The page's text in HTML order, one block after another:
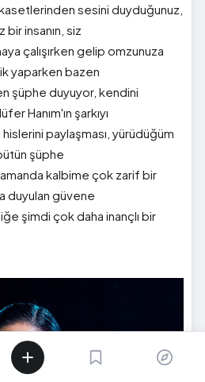
sesini duyduğunuz,
bir insanın, siz
çalışırken gelip omzunuza
yaparken bazen
şüphe duyuyor, kendini
Hanım'ın şarkıyı
paylaşması, yürüdüğüm
şüphe
kalbime çok zarif bir
duyulan güvene
şimdi çok daha inançlı bir